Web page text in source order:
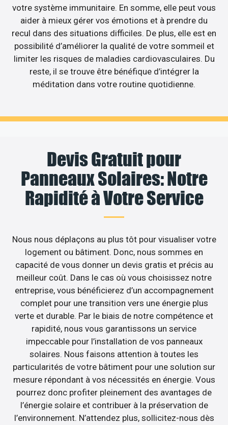
votre système immunitaire. En somme, elle peut vous
aider à mieux gérer vos émotions et à prendre du
recul dans des situations difficiles. De plus, elle est en
possibilité d’améliorer la qualité de votre sommeil et
limiter les risques de maladies cardiovasculaires. Du
reste, il se trouve être bénéfique d’intégrer la
méditation dans votre routine quotidienne.
Devis Gratuit pour
Panneaux Solaires: Notre
Rapidité à Votre Service
Nous nous déplaçons au plus tôt pour visualiser votre
logement ou bâtiment. Donc, nous sommes en
capacité de vous donner un devis gratis et précis au
meilleur coût. Dans le cas où vous choisissez notre
entreprise, vous bénéficierez d’un accompagnement
complet pour une transition vers une énergie plus
verte et durable. Par le biais de notre compétence et
rapidité, nous vous garantissons un service
impeccable pour l’installation de vos panneaux
solaires. Nous faisons attention à toutes les
particularités de votre bâtiment pour une solution sur
mesure répondant à vos nécessités en énergie. Vous
pourrez donc profiter pleinement des avantages de
l’énergie solaire et contribuer à la préservation de
l’environnement. N’attendez plus, sollicitez-nous dès